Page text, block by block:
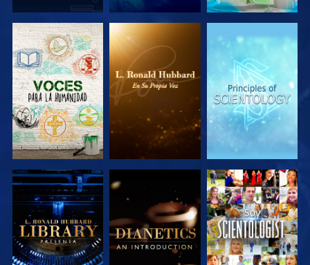
EXPLORA LAS
SERIES
EXPLORA LAS
SERIES
EXPLORA LAS
SERIES
EXPLORA LAS
SERIES
EXPLORA LAS
SERIES
VE